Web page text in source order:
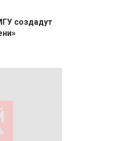
создадут